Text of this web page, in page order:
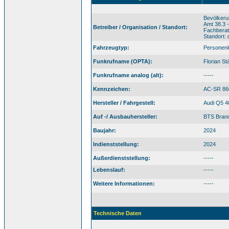
Betreiber / Organisation / Standort:
Amt 38.3
Standort:
Fahrzeugtyp:
Funkrufname (OPTA): Florian
Funkrufname analog (alt): -----
Kennzeichen: AC-SR
Hersteller / Fahrgestell: Audi Q5
Auf -/ Ausbauhersteller: BTS
Baujahr: 2024
Indienststellung: 2024
Außerdienststellung:
-----
Lebenslauf:
-----
Weitere Informationen: -----
Technische Daten